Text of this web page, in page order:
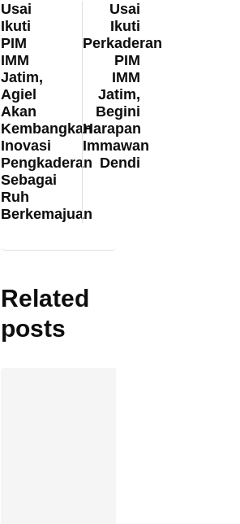
Usai
Ikuti
PIM
IMM
Jatim,
Agiel
Akan
Kembangkan
Inovasi
Pengkaderan
Sebagai
Ruh
Berkemajuan
Usai
Ikuti
Perkaderan
PIM
IMM
Jatim,
Begini
Harapan
Immawan
Dendi
Related
posts